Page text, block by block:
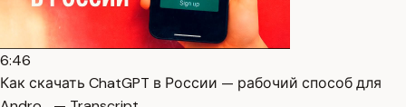
6:46
Как скачать ChatGPT в России — рабочий способ для